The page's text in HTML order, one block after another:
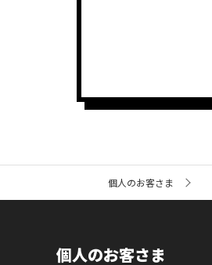
ト
個人のお客さま
個人のお客さま